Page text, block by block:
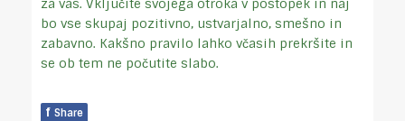
bo vse skupaj pozitivno, ustvarjalno, smešno in
zabavno. Kakšno pravilo lahko včasih prekršite in
se ob tem ne počutite slabo.
f Share